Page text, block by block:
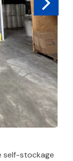
self-stockage